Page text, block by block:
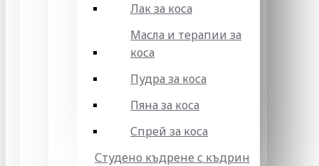
Лак за коса
Масла и терапии за
коса
Пудра за коса
Пяна за коса
Спрей за коса
Студено къдрене с къдрин